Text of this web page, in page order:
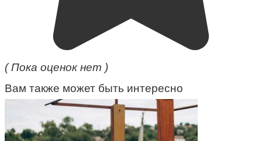
( Пока оценок нет )
Вам также может быть интересно